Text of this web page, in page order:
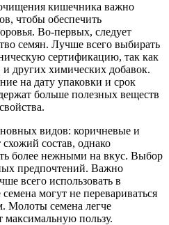
кишечника важно
чтобы обеспечить
Во-первых, следует
семян. Лучше всего выбирать
сертификацию, так как
других химических добавок.
на дату упаковки и срок
больше полезных веществ
видов: коричневые и
состав, однако
более нежными на вкус. Выбор
предпочтений. Важно
всего использовать в
могут не перевариваться
Молоты семена легче
максимальную пользу.